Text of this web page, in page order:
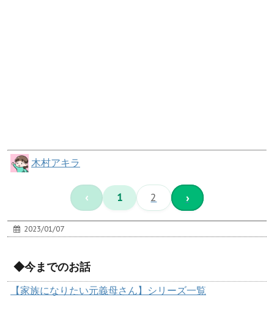
木村アキラ
‹ 1 2 ›
2023/01/07
◆今までのお話
【家族になりたい元義母さん】シリーズ一覧